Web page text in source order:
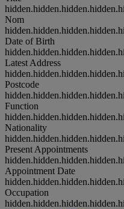
Nom
Date of Birth
Latest Address
Postcode
Function
Nationality
Present Appointments
Appointment Date
Occupation